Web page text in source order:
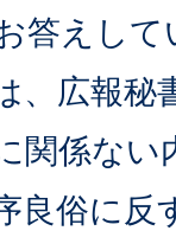
答えして
、広報秘
関係ない
良俗に反